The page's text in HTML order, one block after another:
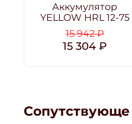
Аккумулятор
YELLOW HRL 12-75
15 942 ₽
15 304 ₽